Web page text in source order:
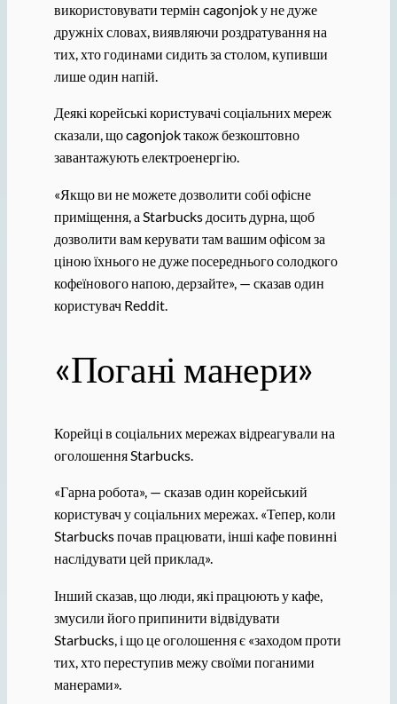
використовувати термін cagonjok у не дуже
дружніх словах, виявляючи роздратування на
тих, хто годинами сидить за столом, купивши
лише один напій.
Деякі корейські користувачі соціальних мереж
сказали, що cagonjok також безкоштовно
завантажують електроенергію.
«Якщо ви не можете дозволити собі офісне
приміщення, а Starbucks досить дурна, щоб
дозволити вам керувати там вашим офісом за
ціною їхнього не дуже посереднього солодкого
кофеїнового напою, дерзайте», — сказав один
користувач Reddit.
«Погані манери»
Корейці в соціальних мережах відреагували на
оголошення Starbucks.
«Гарна робота», — сказав один корейський
користувач у соціальних мережах. «Тепер, коли
Starbucks почав працювати, інші кафе повинні
наслідувати цей приклад».
Інший сказав, що люди, які працюють у кафе,
змусили його припинити відвідувати
Starbucks, і що це оголошення є «заходом проти
тих, хто переступив межу своїми поганими
манерами».